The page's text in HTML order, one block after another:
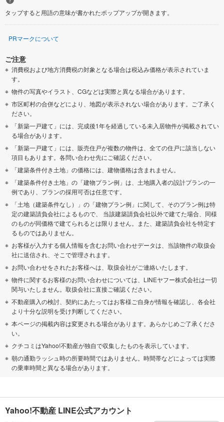
タップすると用語の意味が書かれたポップアップが開きます。
PRマークについて
ご注意
消費税および地方消費税の対象となる場合は税込み価格が表示されていま
す。
物件の写真やイラスト、CGなどは実際と異なる場合があります。
市区町村の合併などにより、地図が表示されない場合があります。ご了承く
ださい。
「新築一戸建て」には、完成後1年を経過している未入居物件が掲載されてい
る場合があります。
「新築一戸建て」には、販売住戸が複数の物件は、全ての住戸に該当しない
項目もあります。各問い合わせ先にご確認ください。
「建築条件付き土地」の価格には、建物価格は含まれません。
「建築条件付き土地」の「建物プラン例」は、土地購入者の設計プランの一
例であり、プランの採用可否は任意です。
「土地（建築条件なし）」の「建物プラン例」に関して、そのプラン例は特
定の建築請負会社によるもので、 当該建築請負会社以外で建てた場合、同様
のものが同価格で建てられるとは限りません。また、建築請負会社を特定す
るものではありません。
お客様が入力する個人情報を含むお問い合わせデータは、当該物件の取扱会
社に送信され、そこで管理されます。
お問い合わせをされたお客様へは、取扱会社がご連絡いたします。
物件に関するお客様のお問い合わせについては、LINEヤフー株式会社は一切
関与いたしません。取扱会社に直接ご確認ください。
不動産購入の検討、契約にあたってはお客様ご自身が情報を確認し、各会社
より十分な説明を受け判断してください。
本ページの掲載内容は変更される場合があります。あらかじめご了承くださ
い。
クチコミはYahoo!不動産が独自で収集したものを表示しています。
朝の通勤ラッシュ時の所要時間ではありません。時間帯などによっては実際
の乗車時間と異なる場合があります。
Yahoo!不動産 LINE公式アカウント